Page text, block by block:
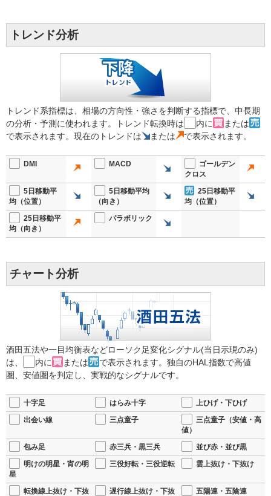
トレンド分析
トレンド系指標は、相場の方向性・強さを判断する指標で、中長期
の分析・予測に使われます。トレンド転換時は
内に
または
で表示されます。現在のトレンドは
または で表示されます。
DMI MACD
ゴールデン
クロス
5日移動平
均（位置）
5日移動平均
（向き）
25日移動平
均（位置）
25日移動平
均（向き）
パラボリック
チャート分析
酒田五法や一目均衡表などローソク足変化シグナル(当日示現のみ)
は、
内に または
で表示されます。独自のHAL指数で高値
圏、安値圏を判定し、実戦的なシグナルです。
十字足 はらみ十字
上ひげ・下ひげ
出会い線
三点童子
三点童子（安値・高
値）
包み足
赤三兵・黒三兵
並び赤・並び黒
明けの明星・宵の明
星
三役好転・三役逆転 雲上抜け・下抜け
転換線上抜け・下抜
遅行線上抜け・下抜
五陽連・五陰連